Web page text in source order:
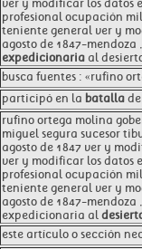
ver y modificar los datos
profesional ocupación
teniente general ver y
agosto de 1847-
expedicionaria al
busca fuentes : «rufino
participó en la batalla
rufino ortega molina
miguel segura sucesor
agosto de 1847 ver y
ver y modificar los datos
profesional ocupación
teniente general ver y
agosto de 1847-
expedicionaria al
este artículo o sección